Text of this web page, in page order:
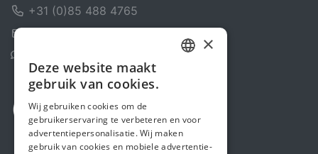
+31 (0)85 488 4765
ENGLISH
×
Deze website maakt
gebruik van cookies.
Wij gebruiken cookies om de
gebruikerservaring te verbeteren en voor
advertentiepersonalisatie. Wij maken
gebruik van cookies en mobiele advertentie-